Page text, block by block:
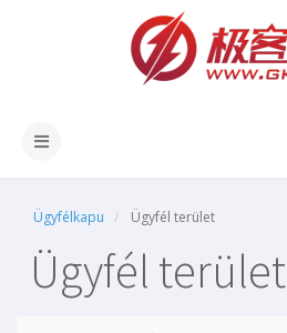
Ügyfélkapu Ügyfél terület
Ügyfél terület